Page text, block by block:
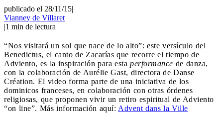
publicado el 28/11/15|
Vianney de Villaret
|1 min de lectura
“Nos visitará un sol que nace de lo alto”: este versículo del
Benedictus, el canto de Zacarías que recorre el tiempo de
Adviento, es la inspiración para esta performance de danza,
con la colaboración de Aurélie Gast, directora de Danse
Création. El video forma parte de una iniciativa de los
dominicos franceses, en colaboración con otras órdenes
religiosas, que proponen vivir un retiro espiritual de Adviento
“on line”. Más información aquí: Advent dans la Ville